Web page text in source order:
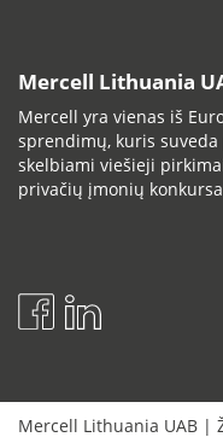
Mercell Lithuania
Mercell yra vienas iš
sprendimų, kuris
skelbiami viešieji
privačių įmonių
Mercell Lithuania UAB |